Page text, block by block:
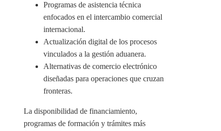
Programas de asistencia técnica
enfocados en el intercambio comercial
internacional.
Actualización digital de los procesos
vinculados a la gestión aduanera.
Alternativas de comercio electrónico
diseñadas para operaciones que cruzan
fronteras.
La disponibilidad de financiamiento,
programas de formación y trámites más